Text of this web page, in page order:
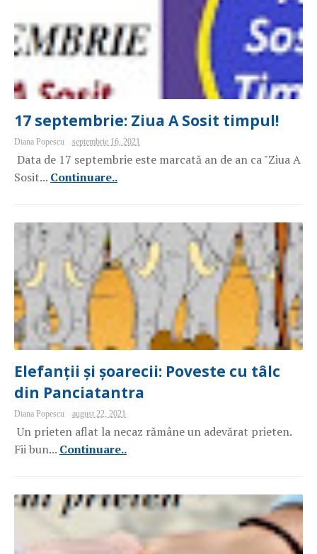
17 septembrie: Ziua A Sosit timpul!
Diana Popescu septembrie 16, 2021
Data de 17 septembrie este marcată an de an ca "Ziua A
Sosit... Continuare..
Elefanții și șoarecii: Poveste cu tâlc
din Panciatantra
Diana Popescu august 22, 2021
Un prieten aflat la necaz rămâne un adevărat prieten.
Fii bun... Continuare..